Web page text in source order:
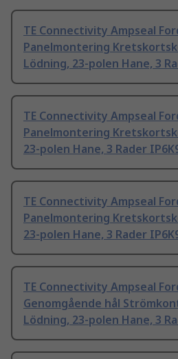
TE Connectivity Ampseal
Panelmontering
Lödning, 23-polen Hane, 3
TE Connectivity Ampseal
Panelmontering
23-polen Hane, 3 Rader
TE Connectivity Ampseal
Panelmontering
23-polen Hane, 3 Rader
TE Connectivity Ampseal
Genomgående hål
Lödning, 23-polen Hane, 3